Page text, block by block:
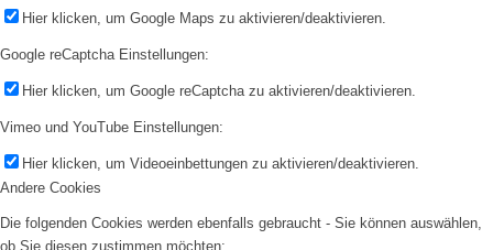
Hier klicken, um Google Maps zu aktivieren/deaktivieren.
Google reCaptcha Einstellungen:
Hier klicken, um Google reCaptcha zu aktivieren/deaktivieren.
Vimeo und YouTube Einstellungen:
Hier klicken, um Videoeinbettungen zu aktivieren/deaktivieren.
Andere Cookies
Die folgenden Cookies werden ebenfalls gebraucht - Sie können auswählen,
ob Sie diesen zustimmen möchten: